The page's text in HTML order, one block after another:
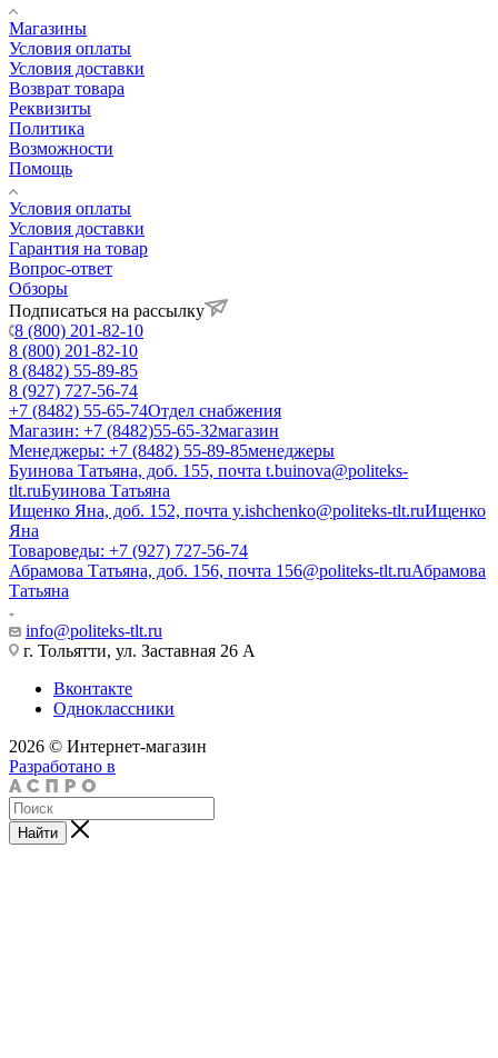
Магазины
Условия оплаты
Условия доставки
Возврат товара
Реквизиты
Политика
Возможности
Помощь
Условия оплаты
Условия доставки
Гарантия на товар
Вопрос-ответ
Обзоры
Подписаться на рассылку
8 (800) 201-82-10
8 (800) 201-82-10
8 (8482) 55-89-85
8 (927) 727-56-74
+7 (8482) 55-65-74Отдел снабжения
Магазин: +7 (8482)55-65-32магазин
Менеджеры: +7 (8482) 55-89-85менеджеры
Буинова Татьяна, доб. 155, почта t.buinova@politeks-
tlt.ruБуинова Татьяна
Ищенко Яна, доб. 152, почта y.ishchenko@politeks-tlt.ruИщенко
Яна
Товароведы: +7 (927) 727-56-74
Абрамова Татьяна, доб. 156, почта 156@politeks-tlt.ruАбрамова
Татьяна
info@politeks-tlt.ru
г. Тольятти, ул. Заставная 26 А
Вконтакте
Одноклассники
2026 © Интернет-магазин
Разработано в
Найти